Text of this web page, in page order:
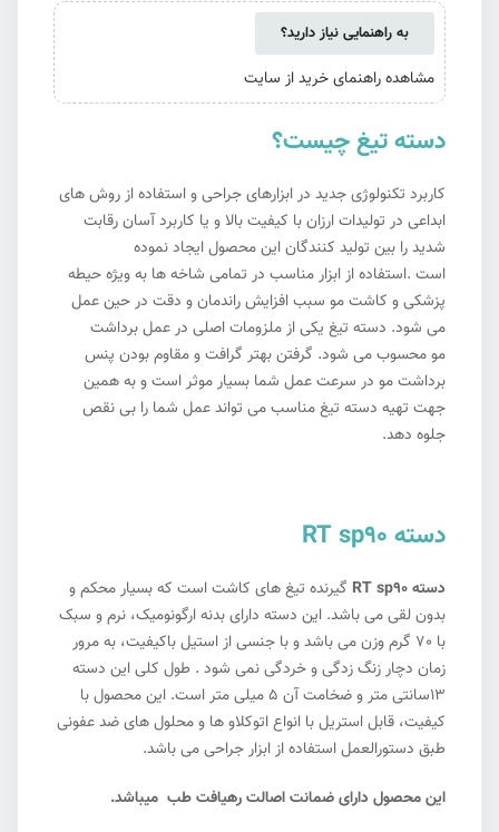
به راهنمایی نیاز دارید؟
مشاهده راهنمای خرید از سایت
دسته تیغ چیست؟
کاربرد تکنولوژی جدید در ابزارهای جراحی و استفاده از روش های
ابداعی در تولیدات ارزان با کیفیت بالا و یا کاربرد آسان رقابت
شدید را بین تولید کنندگان این محصول ایجاد نموده
است .استفاده از ابزار مناسب در تمامی شاخه ها به ویژه حیطه
پزشکی و کاشت مو سبب افزایش راندمان و دقت در حین عمل
می شود. دسته تیغ یکی از ملزومات اصلی در عمل برداشت
مو محسوب می شود. گرفتن بهتر گرافت و مقاوم بودن پنس
برداشت مو در سرعت عمل شما بسیار موثر است و به همین
جهت تهیه دسته تیغ مناسب می تواند عمل شما را بی نقص
جلوه دهد.
دسته RT sp90
دسته RT sp90
گیرنده تیغ های کاشت است که بسیار محکم و
بدون لقی می باشد. این دسته دارای بدنه ارگونومیک، نرم و سبک
با 70 گرم وزن می باشد و با جنسی از استیل باکیفیت، به مرور
زمان دچار زنگ زدگی و خردگی نمی شود . طول کلی این دسته
13سانتی متر و ضخامت آن 5 میلی متر است. این محصول با
کیفیت، قابل استریل با انواع اتوکلاو ها و محلول های ضد عفونی
طبق دستورالعمل استفاده از ابزار جراحی می باشد.
این محصول دارای ضمانت اصالترهیافت طب میباشد.